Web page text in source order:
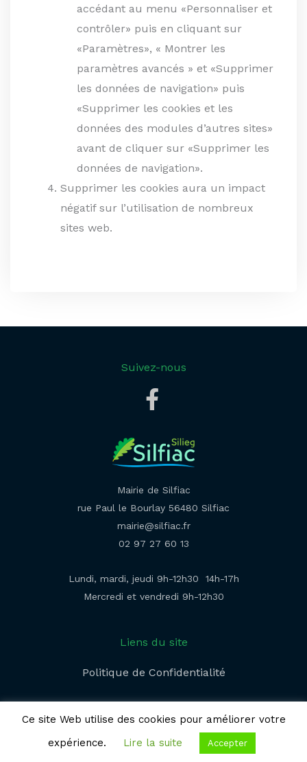
accédant au menu «Personnaliser et
contrôler» puis en cliquant sur
«Paramètres», « Montrer les
paramètres avancés » et «Supprimer
les données de navigation» puis
«Supprimer les cookies et les
données des modules d’autres sites»
avant de cliquer sur «Supprimer les
données de navigation».
Supprimer les cookies aura un impact
négatif sur l’utilisation de nombreux
sites web.
Suivez-nous
Mairie de Silfiac
rue Paul le Bourlay 56480 Silfiac
mairie@silfiac.fr
02 97 27 60 13
Lundi, mardi, jeudi 9h-12h30 14h-17h
Mercredi et vendredi 9h-12h30
Liens du site
Politique de Confidentialité​
© 2026 | Mairie de Silfiac
Ce site Web utilise des cookies pour améliorer votre
expérience.
Lire la suite Accepter